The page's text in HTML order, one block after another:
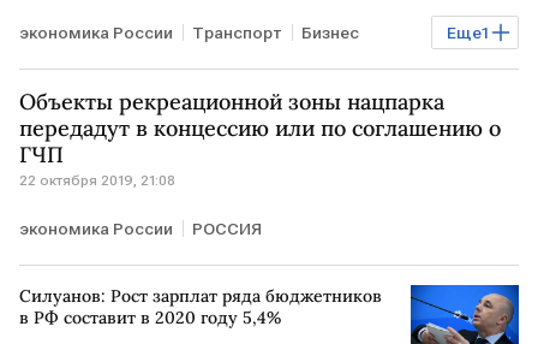
Еще1
экономика России Транспорт Бизнес
РОССИЯ
Объекты рекреационной зоны нацпарка
передадут в концессию или по соглашению о
ГЧП
22 октября 2019, 21:08
экономика России РОССИЯ
Силуанов: Рост зарплат ряда бюджетников
в РФ составит в 2020 году 5,4%